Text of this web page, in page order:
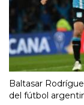
Baltasar
del fútbol